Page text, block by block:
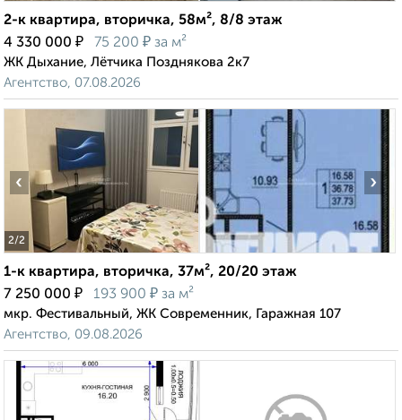
2-к квартира, вторичка, 58м², 8/8 этаж
4 330 000 ₽ 75 200 ₽ за м²
ЖК Дыхание, Лётчика Позднякова 2к7
Агентство, 07.08.2026
2/2
‹ ›
1-к квартира, вторичка, 37м², 20/20 этаж
7 250 000 ₽ 193 900 ₽ за м²
мкр. Фестивальный, ЖК Современник, Гаражная 107
Агентство, 09.08.2026